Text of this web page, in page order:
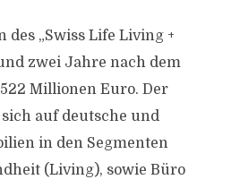
des „Swiss Life Living +
zwei Jahre nach dem
Millionen Euro. Der
auf deutsche und
in den Segmenten
(Living), sowie Büro